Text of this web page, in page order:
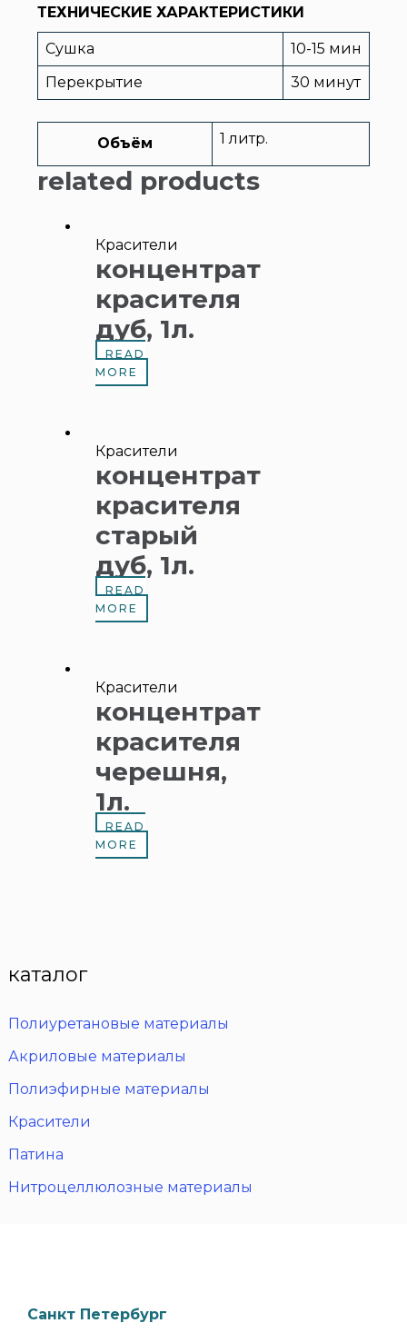
каталог
Полиуретановые материалы
Акриловые материалы
Полиэфирные материалы
Красители
Патина
Нитроцеллюлозные материалы
ТЕХНИЧЕСКИЕ ХАРАКТЕРИСТИКИ
Сушка
10-15 мин
Перекрытие
30 минут
Объём 1 литр.
related products
Красители
концентрат
красителя
дуб, 1л.
READ
MORE
Красители
концентрат
красителя
старый
дуб, 1л.
READ
MORE
Красители
концентрат
красителя
черешня,
1л.
READ
MORE
Санкт Петербург